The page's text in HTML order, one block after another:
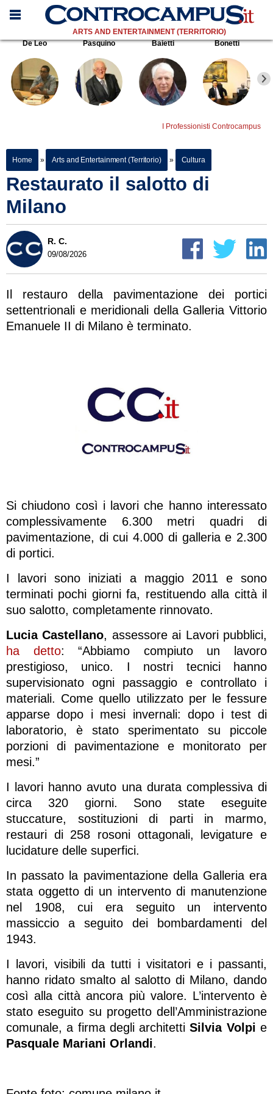
ARTS AND ENTERTAINMENT (TERRITORIO)
De Leo
Pasquino Baietti Bonetti
I Professionisti Controcampus
Home » Arts and Entertainment (Territorio) » Cultura
Restaurato il salotto di
Milano
R. C.
09/08/2026
Il restauro della pavimentazione dei portici
settentrionali e meridionali della Galleria Vittorio
Emanuele II di Milano è terminato.
Si chiudono così i lavori che hanno interessato
complessivamente 6.300 metri quadri di
pavimentazione, di cui 4.000 di galleria e 2.300
di portici.
I lavori sono iniziati a maggio 2011 e sono
terminati pochi giorni fa, restituendo alla città il
suo salotto, completamente rinnovato.
Lucia Castellano, assessore ai Lavori pubblici,
ha detto: “Abbiamo compiuto un lavoro
prestigioso, unico. I nostri tecnici hanno
supervisionato ogni passaggio e controllato i
materiali. Come quello utilizzato per le fessure
apparse dopo i mesi invernali: dopo i test di
laboratorio, è stato sperimentato su piccole
porzioni di pavimentazione e monitorato per
mesi.”
I lavori hanno avuto una durata complessiva di
circa 320 giorni. Sono state eseguite
stuccature, sostituzioni di parti in marmo,
restauri di 258 rosoni ottagonali, levigature e
lucidature delle superfici.
In passato la pavimentazione della Galleria era
stata oggetto di un intervento di manutenzione
nel 1908, cui era seguito un intervento
massiccio a seguito dei bombardamenti del
1943.
I lavori, visibili da tutti i visitatori e i passanti,
hanno ridato smalto al salotto di Milano, dando
così alla città ancora più valore. L’intervento è
stato eseguito su progetto dell’Amministrazione
comunale, a firma degli architettiSilvia Volpi e
Pasquale Mariani Orlandi.